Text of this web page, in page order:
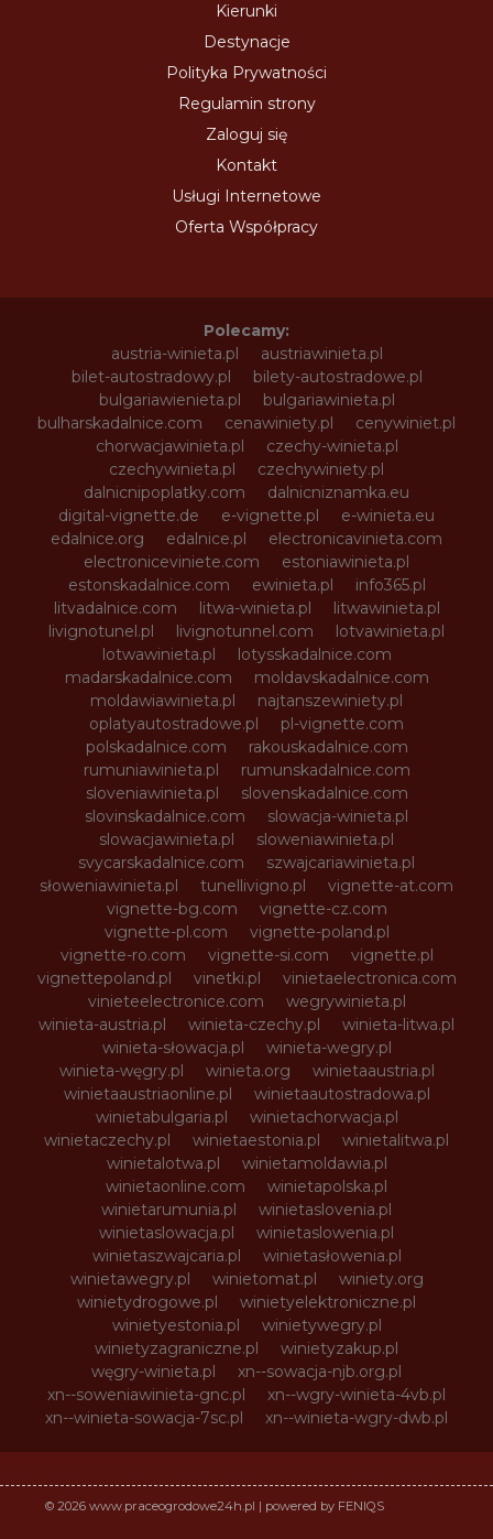
Kierunki
Destynacje
Polityka Prywatności
Regulamin strony
Zaloguj się
Kontakt
Usługi Internetowe
Oferta Współpracy
Polecamy:
austria-winieta.pl
austriawinieta.pl
bilet-autostradowy.pl
bilety-autostradowe.pl
bulgariawienieta.pl
bulgariawinieta.pl
bulharskadalnice.com
cenawiniety.pl
cenywiniet.pl
chorwacjawinieta.pl
czechy-winieta.pl
czechywinieta.pl
czechywiniety.pl
dalnicnipoplatky.com
dalnicniznamka.eu
digital-vignette.de
e-vignette.pl
e-winieta.eu
edalnice.org
edalnice.pl
electronicavinieta.com
electroniceviniete.com
estoniawinieta.pl
estonskadalnice.com
ewinieta.pl
info365.pl
litvadalnice.com
litwa-winieta.pl
litwawinieta.pl
livignotunel.pl
livignotunnel.com
lotvawinieta.pl
lotwawinieta.pl
lotysskadalnice.com
madarskadalnice.com
moldavskadalnice.com
moldawiawinieta.pl
najtanszewiniety.pl
oplatyautostradowe.pl
pl-vignette.com
polskadalnice.com
rakouskadalnice.com
rumuniawinieta.pl
rumunskadalnice.com
sloveniawinieta.pl
slovenskadalnice.com
slovinskadalnice.com
slowacja-winieta.pl
slowacjawinieta.pl
sloweniawinieta.pl
svycarskadalnice.com
szwajcariawinieta.pl
słoweniawinieta.pl
tunellivigno.pl
vignette-at.com
vignette-bg.com
vignette-cz.com
vignette-pl.com
vignette-poland.pl
vignette-ro.com
vignette-si.com
vignette.pl
vignettepoland.pl
vinetki.pl
vinietaelectronica.com
vinieteelectronice.com
wegrywinieta.pl
winieta-austria.pl
winieta-czechy.pl
winieta-litwa.pl
winieta-słowacja.pl
winieta-wegry.pl
winieta-węgry.pl
winieta.org
winietaaustria.pl
winietaaustriaonline.pl
winietaautostradowa.pl
winietabulgaria.pl
winietachorwacja.pl
winietaczechy.pl
winietaestonia.pl
winietalitwa.pl
winietalotwa.pl
winietamoldawia.pl
winietaonline.com
winietapolska.pl
winietarumunia.pl
winietaslovenia.pl
winietaslowacja.pl
winietaslowenia.pl
winietaszwajcaria.pl
winietasłowenia.pl
winietawegry.pl
winietomat.pl
winiety.org
winietydrogowe.pl
winietyelektroniczne.pl
winietyestonia.pl
winietywegry.pl
winietyzagraniczne.pl
winietyzakup.pl
węgry-winieta.pl
xn--sowacja-njb.org.pl
xn--soweniawinieta-gnc.pl
xn--wgry-winieta-4vb.pl
xn--winieta-sowacja-7sc.pl
xn--winieta-wgry-dwb.pl
© 2026 www.praceogrodowe24h.pl | powered by FENIQS